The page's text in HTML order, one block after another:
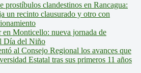
prostíbulos clandestinos en Rancagua:
un recinto clausurado y otro con
en Monticello: nueva jornada de
Día del Niño
al Consejo Regional los avances que
Estatal tras sus primeros 11 años